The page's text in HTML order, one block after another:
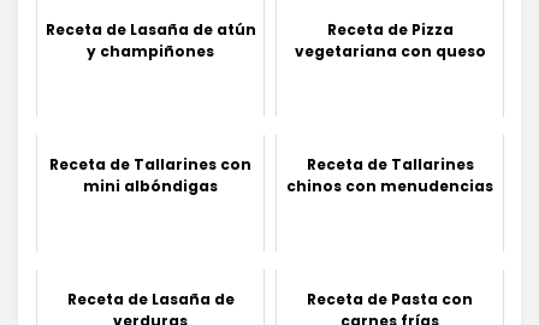
Receta de Lasaña de atún
y champiñones
Receta de Pizza
vegetariana con queso
Receta de Tallarines con
mini albóndigas
Receta de Tallarines
chinos con menudencias
Receta de Lasaña de
verduras
Receta de Pasta con
carnes frías